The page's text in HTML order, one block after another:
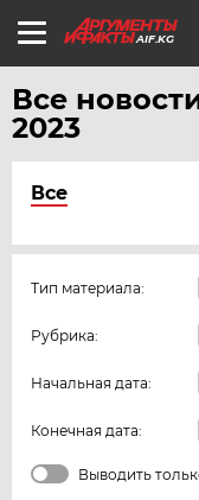
AIF.KG
ЧЕЛЯБИНСК
ЧЕРНОЗЕМЬЕ
ЧИТА
ЮГРА
ЯКУТИЯ
Все
2023
Все
Тип материала:
Рубрика:
Начальная дата:
Конечная дата:
Выводить